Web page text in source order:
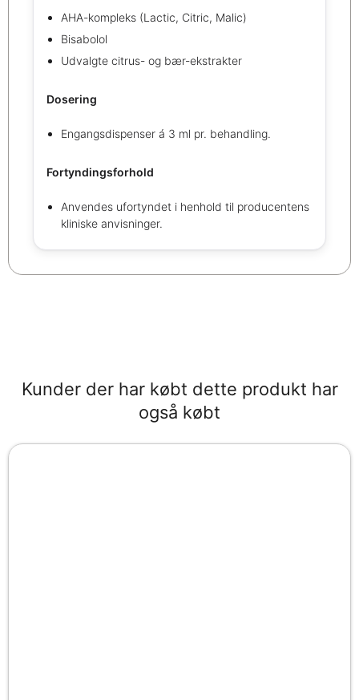
AHA-kompleks (Lactic, Citric, Malic)
Bisabolol
Udvalgte citrus- og bær-ekstrakter
Dosering
Engangsdispenser á 3 ml pr. behandling.
Fortyndingsforhold
Anvendes ufortyndet i henhold til producentens
kliniske anvisninger.
Kunder der har købt dette produkt har
også købt